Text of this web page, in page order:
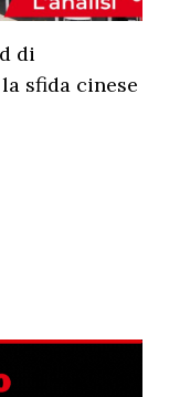
di
sfida cinese